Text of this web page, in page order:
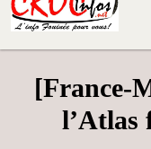
[France-
l’Atlas